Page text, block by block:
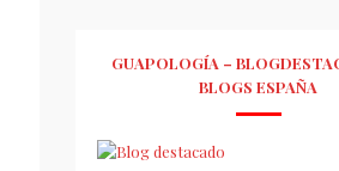
GUAPOLOGÍA –
BLOGS ESPAÑA